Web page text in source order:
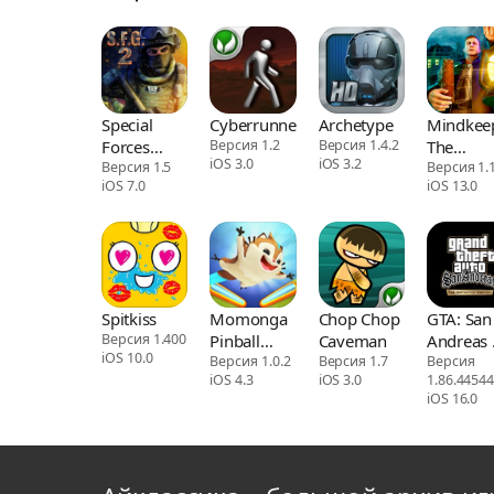
Special
Forces
Group 2
Версия 1.5
iOS 7.0
Cyberrunner
Версия 1.2
iOS 3.0
Archetype
Версия 1.4.2
iOS 3.2
The
Lurking
Fear
Версия
iOS 13.0
Spitkiss
Версия 1.400
iOS 10.0
Momonga
Pinball
Adventures
Версия 1.0.2
iOS 4.3
Chop Chop
Caveman
Версия 1.7
iOS 3.0
GTA: San
Andreas
Definitive
Версия
iOS 16.0